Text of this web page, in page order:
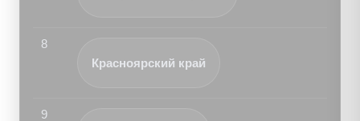
8
Красноярский край
9